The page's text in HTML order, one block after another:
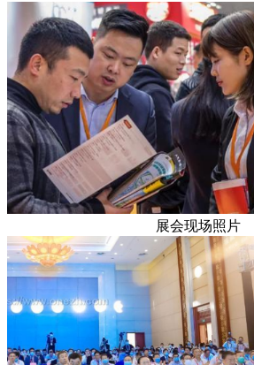
展会现场照片